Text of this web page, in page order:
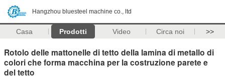
Hangzhou bluesteel machine co., ltd
Casa Prodotti Video Circa noi >>
Rotolo delle mattonelle di tetto della lamina di metallo di
colori che forma macchina per la costruzione parete e
del tetto